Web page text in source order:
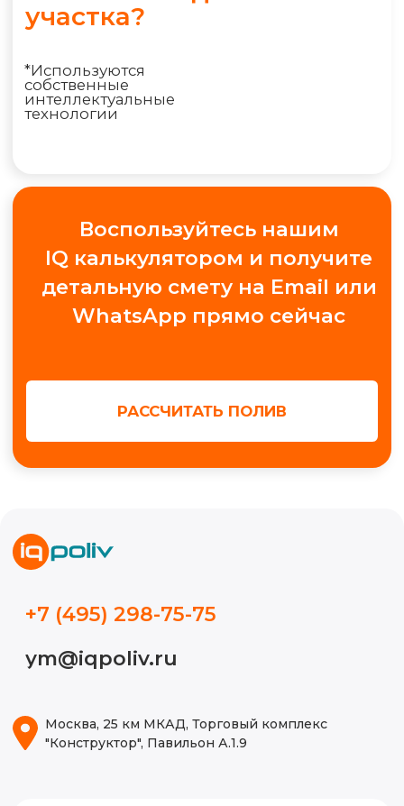
РАССЧИТАТЬ ПОЛИВ
Политика конфиденциальности
ИП Волынкина Диана Олеговна
ym@iqpoliv.ru
Проектирование
Новости
Блог
Получить консультацию
Москва, 25 км МКАД, Торговый комплекс